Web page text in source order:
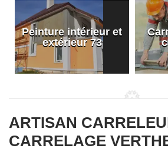
Peinture intérieur et
extérieur 73
ARTISAN
CARRELAGE